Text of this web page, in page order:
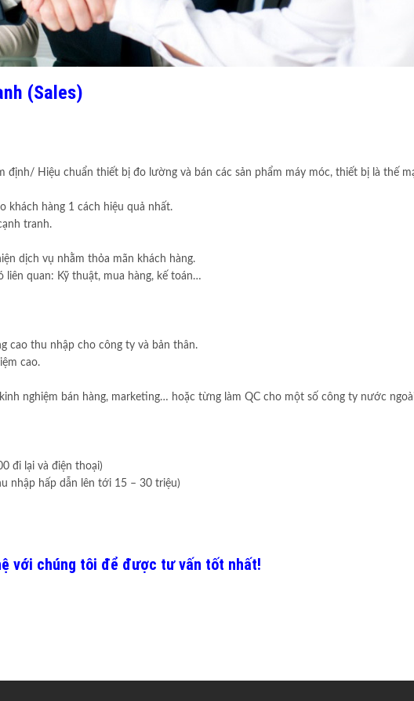
(Sales)
định/ Hiệu chuẩn thiết bị đo lường và bán các sản phẩm máy móc, thiết bị là thế
khách hàng 1 cách hiệu quả nhất.
tranh.
dịch vụ nhằm thỏa mãn khách hàng.
liên quan: Kỹ thuật, mua hàng, kế toán…
cao thu nhập cho công ty và bản thân.
cao.
nghiệm bán hàng, marketing… hoặc từng làm QC cho một số công ty nước
đi lại và điện thoại)
nhập hấp dẫn lên tới 15 – 30 triệu)
với chúng tôi để được tư vấn tốt nhất!